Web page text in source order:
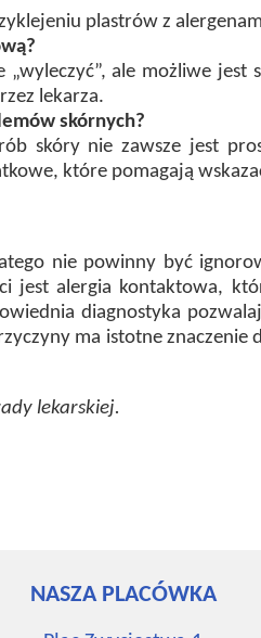
plastrów z
ale możliwe
lekarza.
skórnych?
skóry nie zawsze jest
które pomagają
nie powinny być
jest alergia kontaktowa,
diagnostyka
ma istotne
lekarskiej.
NASZA PLACÓWKA